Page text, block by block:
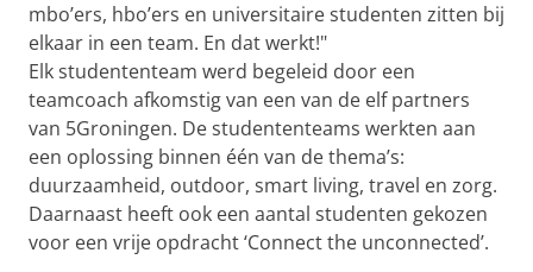
mbo’ers, hbo’ers en universitaire studenten zitten bij
elkaar in een team. En dat werkt!"
Elk studententeam werd begeleid door een
teamcoach afkomstig van een van de elf partners
van 5Groningen. De studententeams werkten aan
een oplossing binnen één van de thema’s:
duurzaamheid, outdoor, smart living, travel en zorg.
Daarnaast heeft ook een aantal studenten gekozen
voor een vrije opdracht ‘Connect the unconnected’.